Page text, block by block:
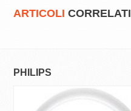
ARTICOLI CORRELATI
PHILIPS